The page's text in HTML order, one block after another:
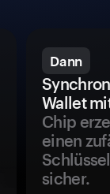
Dann
Wallet
Chip
einen
sicher.